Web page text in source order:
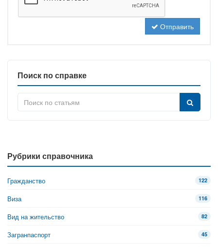
Отправить
Поиск по справке
Рубрики справочника
Гражданство 122
Виза 116
Вид на жительство 82
Загранпаспорт 45